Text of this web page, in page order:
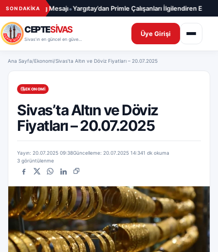
İçeriğe geç
SON DAKİKA
Süper Lig Mesajı•Yargıtay’dan Primle Çalışanları İlgilendiren Emsal
CEPTESİVAS Üye Girişi
Ana Sayfa/Ekonomi/Sivas’ta Altın ve Döviz Fiyatları – 20.07.2025
EKONOMI
Sivas’ta Altın ve Döviz
Fiyatları – 20.07.2025
Yayın: 20.07.2025 09:38Güncelleme: 20.07.2025 14:341 dk okuma
3 görüntülenme
Facebook
X WhatsApp
LinkedInBağlantıyı kopyala